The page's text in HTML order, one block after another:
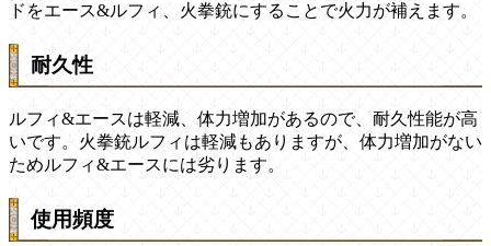
ドをエース&ルフィ、火拳銃にすることで火力が補えます。
耐久性
ルフィ&エースは軽減、体力増加があるので、耐久性能が高
いです。火拳銃ルフィは軽減もありますが、体力増加がない
ためルフィ&エースには劣ります。
使用頻度